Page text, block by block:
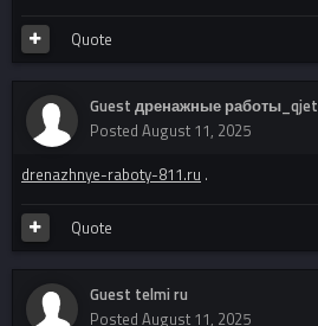
Quote
Guest дренажные работы_qjet
Posted August 11, 2025
drenazhnye-raboty-811.ru .
Quote
Guest telmi ru
Posted August 11, 2025